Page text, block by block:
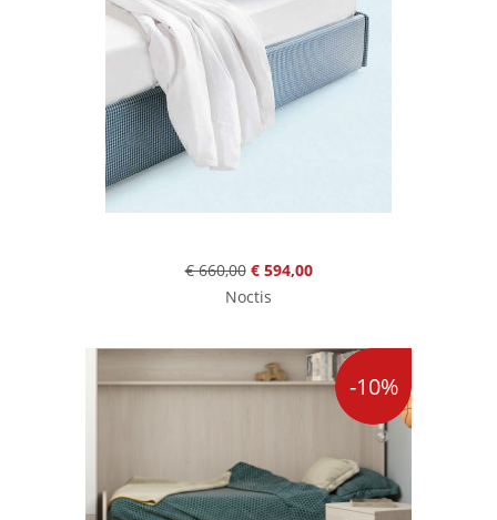
€ 660,00 € 594,00
Noctis
-10%